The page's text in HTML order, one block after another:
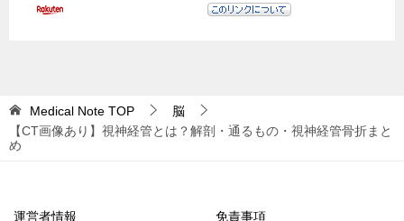
Medical Note TOP
脳
【CT画像あり】視神経管とは？解剖・通るもの・視神経管骨折まと
め
運営者情報 免責事項